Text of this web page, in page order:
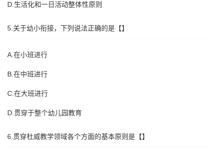
D.生活化和一日活动整体性原则
5.关于幼小衔接，下列说法正确的是【】
A.在小班进行
B.在中班进行
C.在大班进行
D.贯穿于整个幼儿园教育
6.贯穿杜威教学领域各个方面的基本原则是【】